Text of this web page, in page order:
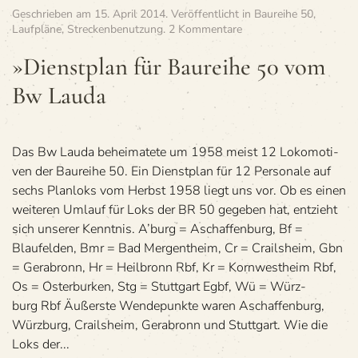
Geschrieben am 15. April 2014. Veröffentlicht in Baureihe 50,
Laufpläne, Streckenbenutzung. 2 Kommentarezu
für
reihe
Bw Lauda
»Dienst­plan für Bau­reihe 50 vom
Bw Lauda
Das Bw Lauda behei­ma­tete um 1958 meist 12 Loko­mo­ti­
ven der Bau­reihe 50. Ein Dienst­plan für 12 Per­so­nale auf
sechs Plan­loks vom Herbst 1958 liegt uns vor. Ob es einen
wei­te­ren Umlauf für Loks der BR 50 gege­ben hat, ent­zieht
sich unse­rer Kenntnis. A’burg = Aschaf­fen­burg, Bf =
Blaufel­den, Bmr = Bad Mer­gen­theim, Cr = Crails­heim, Gbn
= Gera­bronn, Hr = Heil­bronn Rbf, Kr = Korn­west­heim Rbf,
Os = Oster­bur­ken, Stg = Stutt­gart Egbf, Wü = Würz­
burg Rbf Äußerste Wen­de­punkte waren Aschaf­fen­burg,
Würz­burg, Crails­heim, Gera­bronn und Stutt­gart. Wie die
Loks der...